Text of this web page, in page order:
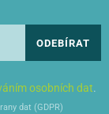
ODEBÍRAT
osobních dat.
dat (GDPR)